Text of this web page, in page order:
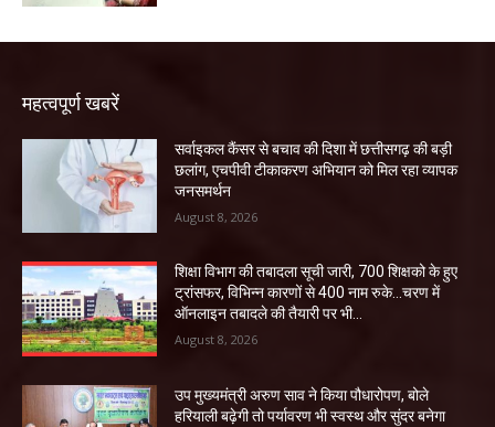
महत्वपूर्ण खबरें
सर्वाइकल कैंसर से बचाव की दिशा में छत्तीसगढ़ की बड़ी
छलांग, एचपीवी टीकाकरण अभियान को मिल रहा व्यापक
जनसमर्थन
August 8, 2026
शिक्षा विभाग की तबादला सूची जारी, 700 शिक्षको के हुए
ट्रांसफर, विभिन्न कारणों से 400 नाम रुके…चरण में
ऑनलाइन तबादले की तैयारी पर भी...
August 8, 2026
उप मुख्यमंत्री अरुण साव ने किया पौधारोपण, बोले
हरियाली बढ़ेगी तो पर्यावरण भी स्वस्थ और सुंदर बनेगा